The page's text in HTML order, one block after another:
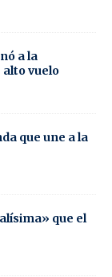
a la
vuelo
que une a la
que el